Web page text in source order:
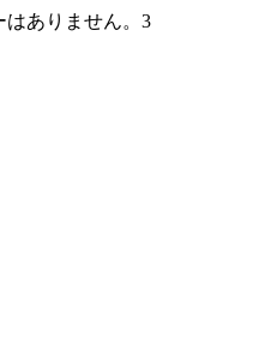
はありません。3